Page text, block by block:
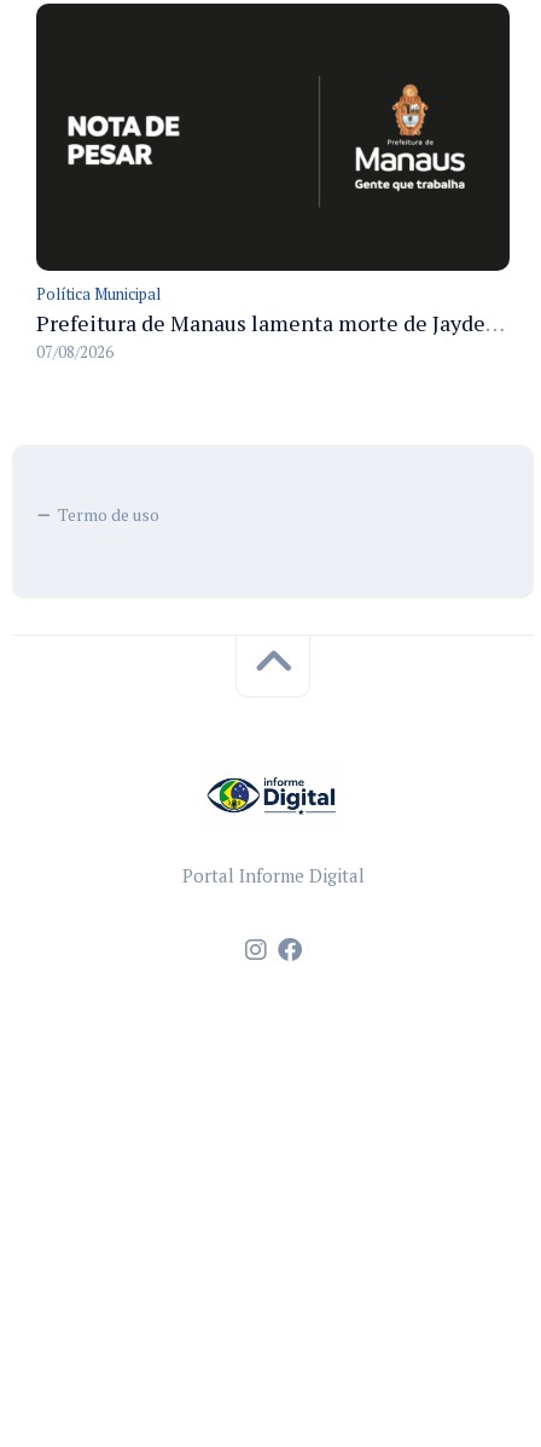
Política Municipal
Prefeitura de Manaus lamenta morte de Jayder Rego do Nascimento e informa velório na cidade
07/08/2026
Termo de uso
Portal Informe Digital